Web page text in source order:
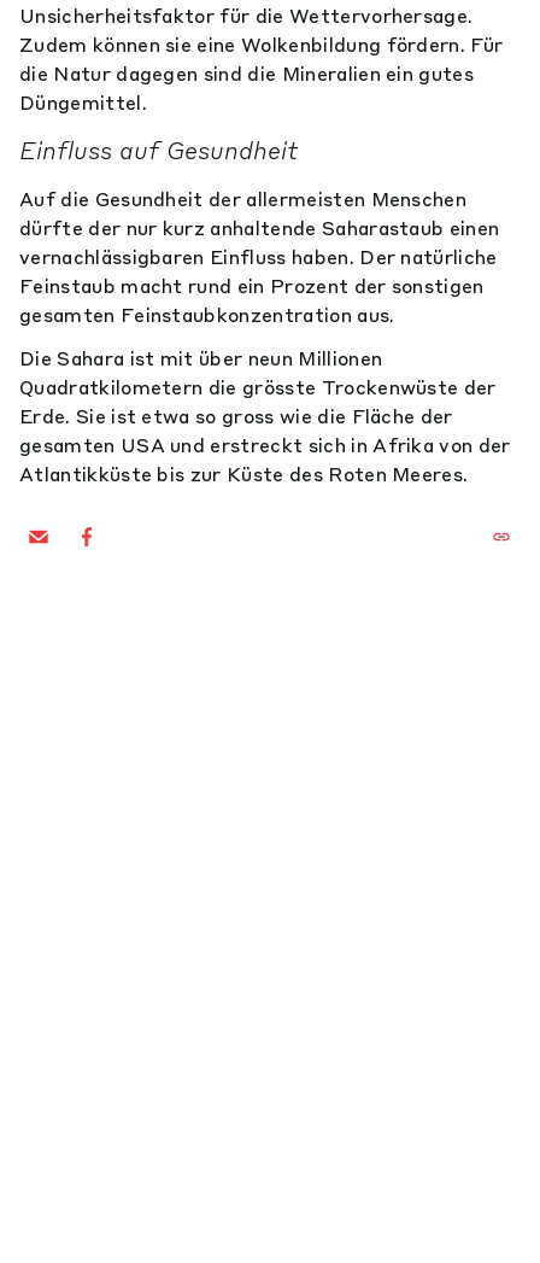
Unsicherheitsfaktor für die Wettervorhersage.
Zudem können sie eine Wolkenbildung fördern. Für
die Natur dagegen sind die Mineralien ein gutes
Düngemittel.
Einfluss auf Gesundheit
Auf die Gesundheit der allermeisten Menschen
dürfte der nur kurz anhaltende Saharastaub einen
vernachlässigbaren Einfluss haben. Der natürliche
Feinstaub macht rund ein Prozent der sonstigen
gesamten Feinstaubkonzentration aus.
Die Sahara ist mit über neun Millionen
Quadratkilometern die grösste Trockenwüste der
Erde. Sie ist etwa so gross wie die Fläche der
gesamten USA und erstreckt sich in Afrika von der
Atlantikküste bis zur Küste des Roten Meeres.